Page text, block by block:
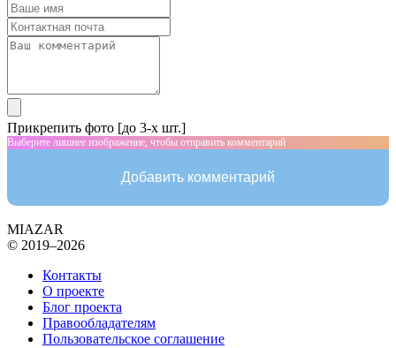
Прикрепить фото [до 3-х шт.]
Выберите лишнее изображение, чтобы отправить комментарий
Добавить комментарий
MIAZAR
© 2019–2026
Контакты
О проекте
Блог проекта
Правообладателям
Пользовательское соглашение